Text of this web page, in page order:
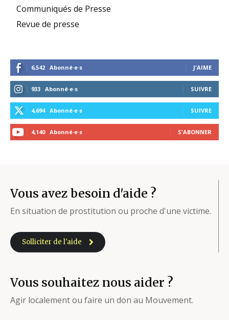
Communiqués de Presse
Revue de presse
6,542 Abonné·e·s J'AIME
933 Abonné·e·s SUIVRE
4,694 Abonné·e·s SUIVRE
4,140 Abonné·e·s S'ABONNER
Vous avez besoin d'aide ?
En situation de prostitution ou proche d'une victime.
Solliciter de l'aide
Vous souhaitez nous aider ?
Agir localement ou faire un don au Mouvement.